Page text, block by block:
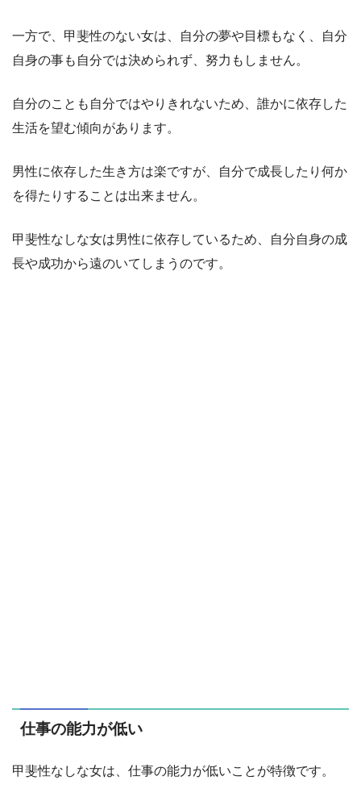
一方で、甲斐性のない女は、自分の夢や目標もなく、自分
自身の事も自分では決められず、努力もしません。
自分のことも自分ではやりきれないため、誰かに依存した
生活を望む傾向があります。
男性に依存した生き方は楽ですが、自分で成長したり何か
を得たりすることは出来ません。
甲斐性なしな女は男性に依存しているため、自分自身の成
長や成功から遠のいてしまうのです。
仕事の能力が低い
甲斐性なしな女は、仕事の能力が低いことが特徴です。